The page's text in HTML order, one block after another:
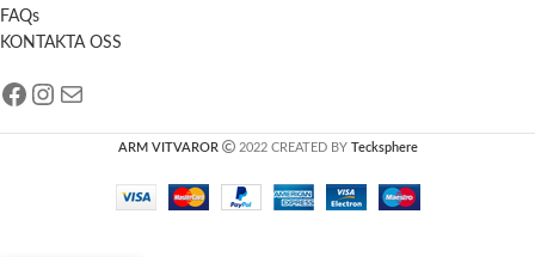
FAQs
KONTAKTA OSS
ARM VITVAROR 2022 CREATED BY Tecksphere